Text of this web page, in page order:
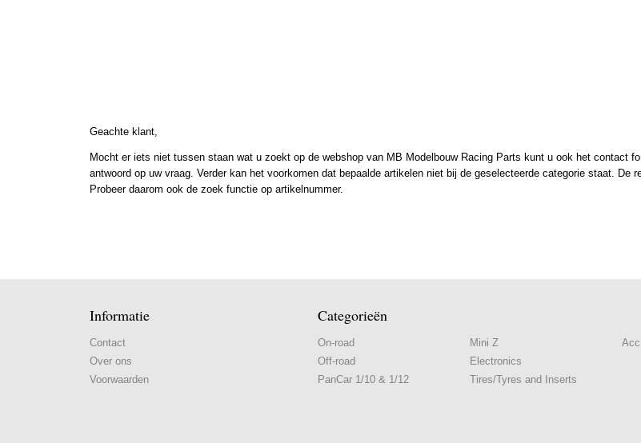
Geachte klant,
Mocht er iets niet tussen staan wat u zoekt op de webshop van MB Modelbouw Racing Parts kunt u ook het contact
antwoord op uw vraag. Verder kan het voorkomen dat bepaalde artikelen niet bij de geselecteerde categorie staat. De
Probeer daarom ook de zoek functie op artikelnummer.
Informatie
Contact
Over ons
Voorwaarden
Categorieën
On-road
Off-road
PanCar 1/10 & 1/12
Mini Z
Electronics
Tires/Tyres and Inserts